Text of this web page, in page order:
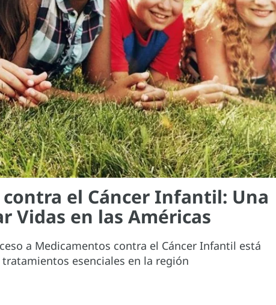
el Cáncer Infantil: Una
Vidas en las Américas
a Medicamentos contra el Cáncer Infantil está
esenciales en la región